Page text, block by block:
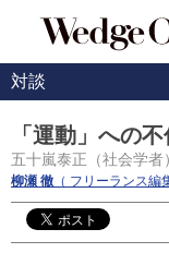
対談
「運動」への
五十嵐泰正（社会学者
柳瀬 徹 （ フリーランス編